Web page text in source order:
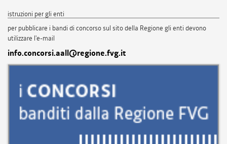
istruzioni per gli enti
per pubblicare i bandi di concorso sul sito della Regione gli enti devono
utilizzare l'e-mail
info.concorsi.aall@regione.fvg.it